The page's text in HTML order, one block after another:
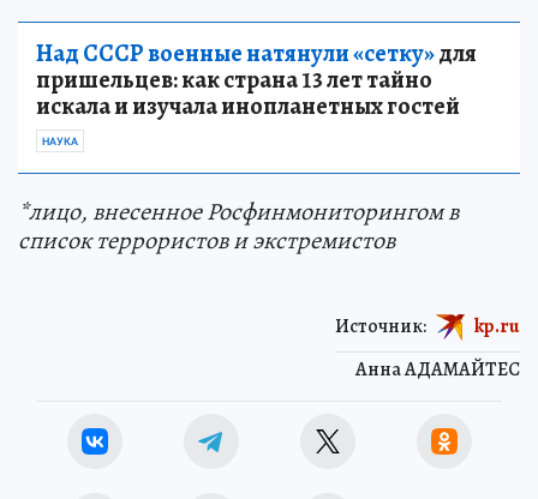
Над СССР военные натянули «сетку»для
пришельцев: как страна 13 лет тайно
искала и изучала инопланетных гостей
НАУКА
*лицо, внесенное Росфинмониторингом в
список террористов и экстремистов
Анна АДАМАЙТЕС
Источник: kp.ru